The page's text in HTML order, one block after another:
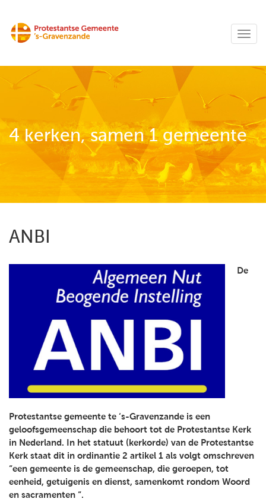
4 kerken, samen 1 gemeente
ANBI
De
Protestantse gemeente te ‘s-Gravenzande is een
geloofsgemeenschap die behoort tot de Protestantse Kerk
in Nederland. In het statuut (kerkorde) van de Protestantse
Kerk staat dit in ordinantie 2 artikel 1 als volgt omschreven
“een gemeente is de gemeenschap, die geroepen, tot
eenheid, getuigenis en dienst, samenkomt rondom Woord
en sacramenten “.